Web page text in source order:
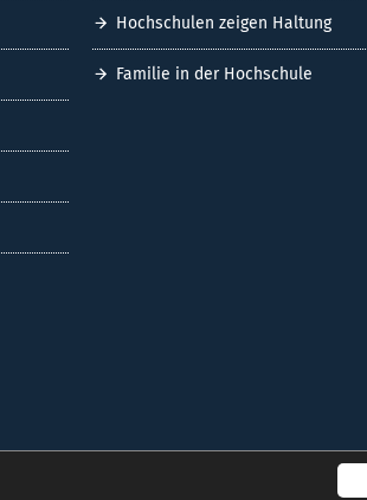
Hochschulen zeigen Haltung
Familie in der Hochschule